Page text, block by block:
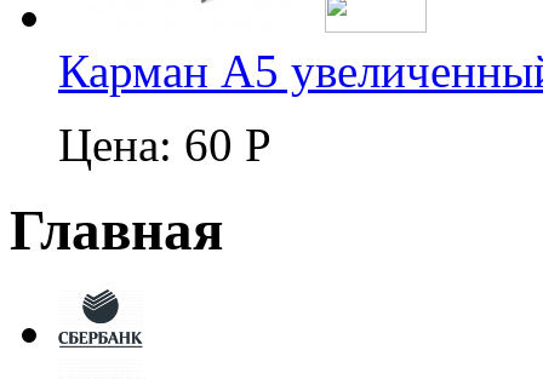
Карман А5
Цена: 60 Р
Главная